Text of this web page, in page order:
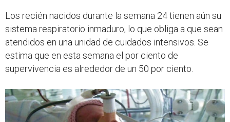
Los recién nacidos durante la semana 24 tienen aún su
sistema respiratorio inmaduro, lo que obliga a que sean
atendidos en una unidad de cuidados intensivos. Se
estima que en esta semana el por ciento de
supervivencia es alrededor de un 50 por ciento.